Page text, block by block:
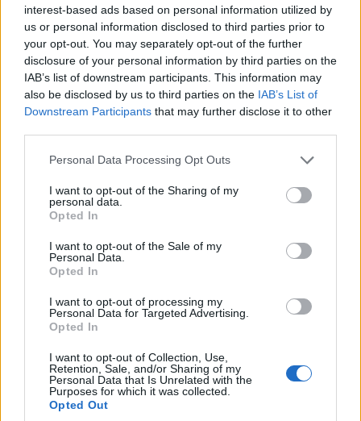
interest-based ads based on personal information utilized by
us or personal information disclosed to third parties prior to
your opt-out. You may separately opt-out of the further
disclosure of your personal information by third parties on the
IAB’s list of downstream participants. This information may
also be disclosed by us to third parties on the IAB’s List of
Downstream Participants that may further disclose it to other
Please note that this website/app uses one or more Google
not limited to your visit or usage behaviour. You may click to
grant or deny consent to Google and its third-party tags to
use your data for below specified purposes in below Google
consent section.
Personal Data Processing Opt Outs
I want to opt-out of the Sharing of my
personal data.
Opted In
I want to opt-out of the Sale of my
Personal Data.
Opted In
I want to opt-out of processing my
Personal Data for Targeted Advertising.
Opted In
I want to opt-out of Collection, Use,
Retention, Sale, and/or Sharing of my
Personal Data that Is Unrelated with the
Purposes for which it was collected.
Opted Out
ΕΛΛΑΔΑ
Πυροσβεστική: Τρεις συλλήψεις για πρόκληση
πυρκαγιάς και παραβάσεις πυροπροστασίας
Λέσβος: Με τις καλύτερες… γεύσεις πέρασε στην
ιστορία η τριήμερη 39η Γιορτή Σαρδέλας – Το